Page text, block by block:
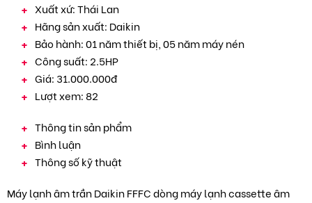
Xuất xứ:Thái Lan
Hãng sản xuất: Daikin
Bảo hành:01 năm thiết bị, 05 năm máy nén
Công suất: 2.5HP
Giá: 31.000.000đ
Lượt xem: 82
Thông tin sản phẩm
Bình luận
Thông số kỹ thuật
Máy lạnh âm trần Daikin FFFC dòng máy lạnh cassette âm